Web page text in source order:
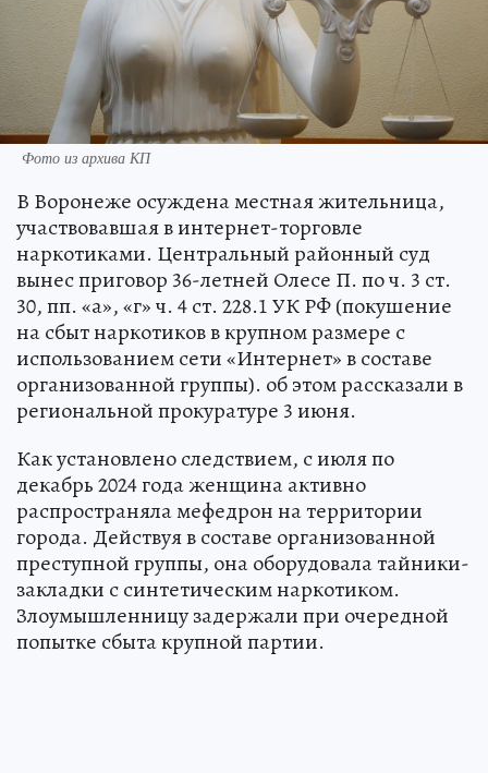
Фото из архива КП
В Воронеже осуждена местная жительница,
участвовавшая в интернет-торговле
наркотиками. Центральный районный суд
вынес приговор 36-летней Олесе П. по ч. 3 ст.
30, пп. «а», «г» ч. 4 ст. 228.1 УК РФ (покушение
на сбыт наркотиков в крупном размере с
использованием сети «Интернет» в составе
организованной группы). об этом рассказали в
региональной прокуратуре 3 июня.
Как установлено следствием, с июля по
декабрь 2024 года женщина активно
распространяла мефедрон на территории
города. Действуя в составе организованной
преступной группы, она оборудовала тайники-
закладки с синтетическим наркотиком.
Злоумышленницу задержали при очередной
попытке сбыта крупной партии.